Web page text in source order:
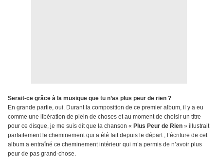
Serait-ce grâce à la musique que tu n’as plus peur de rien ?
En grande partie, oui. Durant la composition de ce premier album, il y a eu
comme une libération de plein de choses et au moment de choisir un titre
pour ce disque, je me suis dit que la chanson « Plus Peur de Rien » illustrait
parfaitement le cheminement qui a été fait depuis le départ ; l’écriture de cet
album a entraîné ce cheminement intérieur qui m’a permis de n’avoir plus
peur de pas grand-chose.